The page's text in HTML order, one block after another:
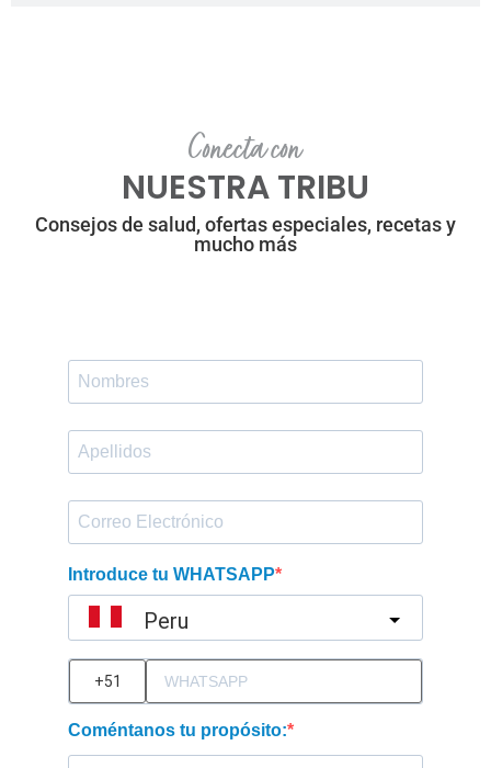
Conecta con
NUESTRA TRIBU
Consejos de salud, ofertas especiales, recetas y
mucho más
Introduce tu WHATSAPP
Peru
Coméntanos tu propósito: